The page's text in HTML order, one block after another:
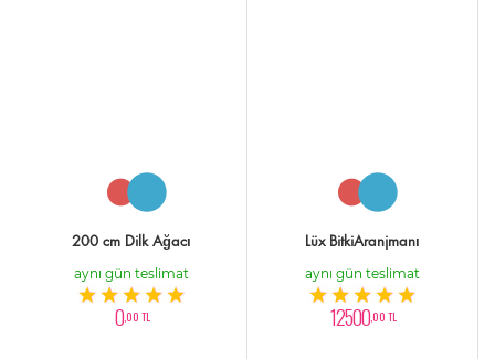
200 cm Dilk Ağacı
aynı gün teslimat
0,00 TL
Lüx BitkiAranjmanı
aynı gün teslimat
12500,00 TL